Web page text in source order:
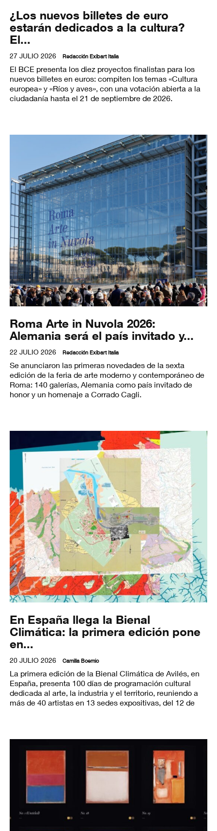
¿Los nuevos billetes de euro
estarán dedicados a la cultura?
El...
27 JULIO 2026 Redacción Exibart Italia
El BCE presenta los diez proyectos finalistas para los
nuevos billetes en euros: compiten los temas «Cultura
europea» y «Ríos y aves», con una votación abierta a la
ciudadanía hasta el 21 de septiembre de 2026.
Roma Arte in Nuvola 2026:
Alemania será el país invitado y...
22 JULIO 2026 Redacción Exibart Italia
Se anunciaron las primeras novedades de la sexta
edición de la feria de arte moderno y contemporáneo de
Roma: 140 galerías, Alemania como país invitado de
honor y un homenaje a Corrado Cagli.
En España llega la Bienal
Climática: la primera edición pone
en...
20 JULIO 2026 Camilla Boemio
La primera edición de la Bienal Climática de Avilés, en
España, presenta 100 días de programación cultural
dedicada al arte, la industria y el territorio, reuniendo a
más de 40 artistas en 13 sedes expositivas, del 12 de